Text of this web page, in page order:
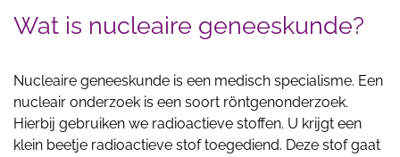
Wat is nucleaire geneeskunde?
Nucleaire geneeskunde is een medisch specialisme. Een
nucleair onderzoek is een soort röntgenonderzoek.
Hierbij gebruiken we radioactieve stoffen. U krijgt een
klein beetje radioactieve stof toegediend. Deze stof gaat